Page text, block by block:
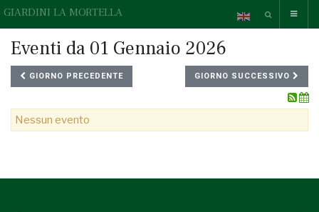
GIARDINI LA MORTELLA
Eventi da 01 Gennaio 2026
GIORNO PRECEDENTE GIORNO SUCCESSIVO
Nessun evento